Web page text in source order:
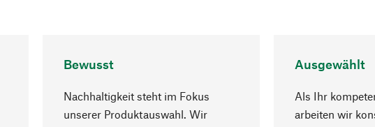
Bewusst
Nachhaltigkeit steht im Fokus
unserer Produktauswahl. Wir
Ausgewählt
Als Ihr
arbeiten wir